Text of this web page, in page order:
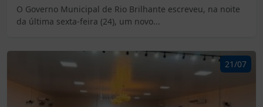
O Governo Municipal de Rio Brilhante escreveu, na noite
da última sexta-feira (24), um novo...
21/07